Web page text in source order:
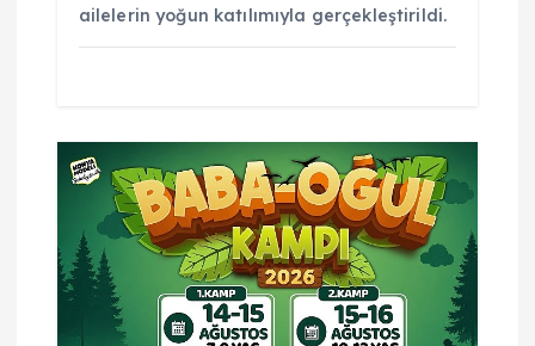
ailelerin yoğun katılımıyla gerçekleştirildi.